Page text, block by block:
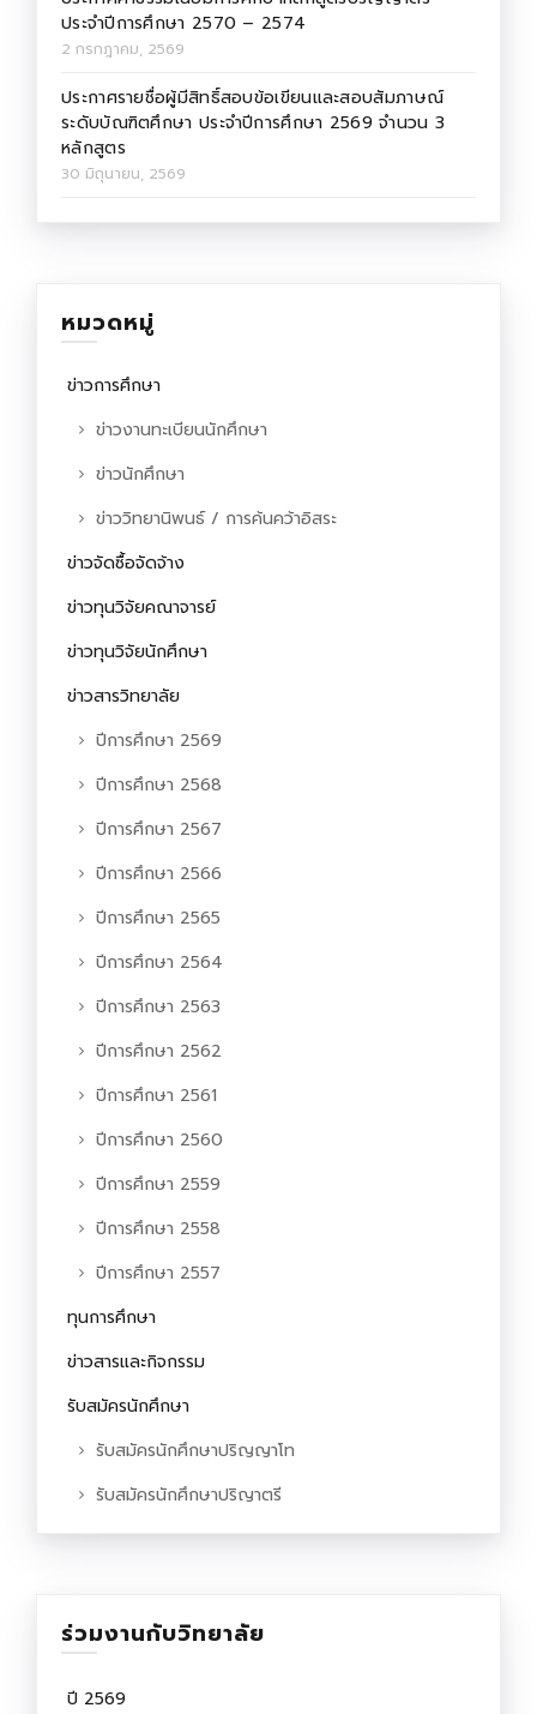
ประจำปีการศึกษา 2570 – 2574
2 กรกฎาคม, 2569
ประกาศรายชื่อผู้มีสิทธิ์สอบข้อเขียนและสอบสัมภาษณ์
ระดับบัณฑิตศึกษา ประจำปีการศึกษา 2569 จำนวน 3
หลักสูตร
30 มิถุนายน, 2569
หมวดหมู่
ข่าวการศึกษา
ข่าวงานทะเบียนนักศึกษา
ข่าวนักศึกษา
ข่าววิทยานิพนธ์ / การค้นคว้าอิสระ
ข่าวจัดซื้อจัดจ้าง
ข่าวทุนวิจัยคณาจารย์
ข่าวทุนวิจัยนักศึกษา
ข่าวสารวิทยาลัย
ปีการศึกษา 2569
ปีการศึกษา 2568
ปีการศึกษา 2567
ปีการศึกษา 2566
ปีการศึกษา 2565
ปีการศึกษา 2564
ปีการศึกษา 2563
ปีการศึกษา 2562
ปีการศึกษา 2561
ปีการศึกษา 2560
ปีการศึกษา 2559
ปีการศึกษา 2558
ปีการศึกษา 2557
ทุนการศึกษา
ข่าวสารและกิจกรรม
รับสมัครนักศึกษา
รับสมัครนักศึกษาปริญญาโท
รับสมัครนักศึกษาปริญาตรี
ร่วมงานกับวิทยาลัย
ปี 2569